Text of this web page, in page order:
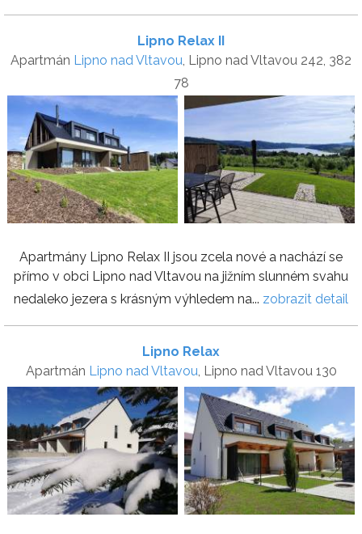
Lipno Relax II
Apartmán Lipno nad Vltavou, Lipno nad Vltavou 242, 382
78
Apartmány Lipno Relax II jsou zcela nové a nachází se
přímo v obci Lipno nad Vltavou na jižním slunném svahu
nedaleko jezera s krásným výhledem na... zobrazit detail
Lipno Relax
Apartmán Lipno nad Vltavou, Lipno nad Vltavou 130